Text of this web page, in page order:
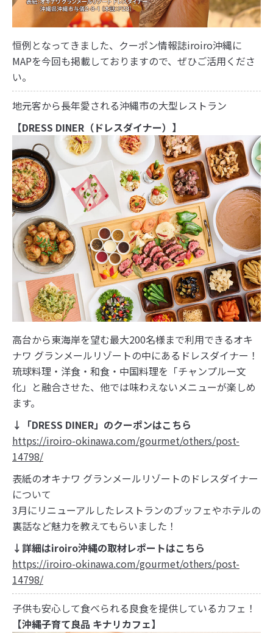
恒例となってきました、クーポン情報誌iroiro沖縄に
MAPを今回も掲載しておりますので、ぜひご活用くださ
い。
地元客から長年愛される沖縄市の大型レストラン
【DRESS DINER（ドレスダイナー）】
高台から東海岸を望む最大200名様まで利用できるオキ
ナワ グランメールリゾートの中にあるドレスダイナー！
琉球料理・洋食・和食・中国料理を「チャンプルー文
化」と融合させた、他では味わえないメニューが楽しめ
ます。
↓「DRESS DINER」のクーポンはこちら
https://iroiro-okinawa.com/gourmet/others/post-
14798/
表紙のオキナワ グランメールリゾートのドレスダイナー
について
3月にリニューアルしたレストランのブッフェやホテルの
裏話など魅力を教えてもらいました！
↓詳細はiroiro沖縄の取材レポートはこちら
https://iroiro-okinawa.com/gourmet/others/post-
14798/
子供も安心して食べられる良食を提供しているカフェ！
【沖縄子育て良品 キナリカフェ】